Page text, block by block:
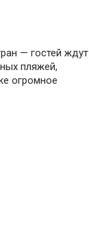
— гостей ждут
пляжей,
огромное